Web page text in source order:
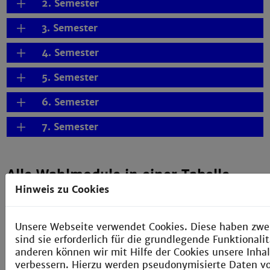
2. Semester
3. Semester
4. Semester
5. Semester
6. Semester
7. Semester
Alle Wahlmodule in einer Tabelle
Wechselmöglichkeiten
Unser durchgängiges Konzept ermöglicht Dir einen
Hinweis zu Cookies
Unsere Webseite verwendet Cookies. Diese haben
sind sie erforderlich für die grundlegende
anderen können wir mit Hilfe der Cookies unsere
verbessern. Hierzu werden pseudonymisierte Daten